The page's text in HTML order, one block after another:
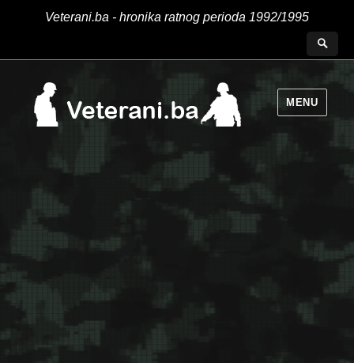
Veterani.ba - hronika ratnog perioda 1992/1995
MENU